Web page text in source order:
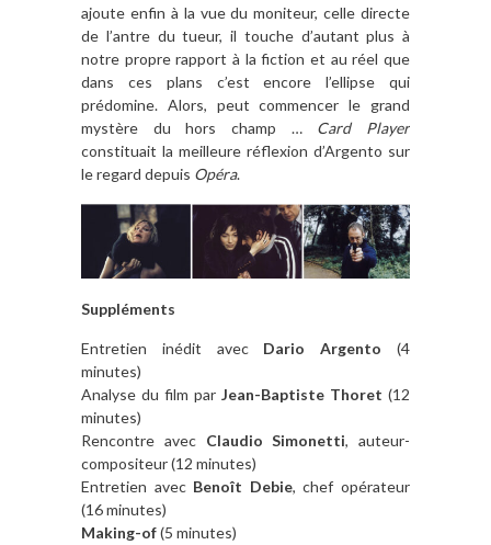
ajoute enfin à la vue du moniteur, celle directe
de l’antre du tueur, il touche d’autant plus à
notre propre rapport à la fiction et au réel que
dans ces plans c’est encore l’ellipse qui
prédomine. Alors, peut commencer le grand
mystère du hors champ … Card Player
constituait la meilleure réflexion d’Argento sur
le regard depuis Opéra.
Suppléments
Entretien inédit avecDario Argento (4
minutes)
Analyse du film par Jean-Baptiste Thoret (12
minutes)
Rencontre avec Claudio Simonetti, auteur-
compositeur (12 minutes)
Entretien avec Benoît Debie, chef opérateur
(16 minutes)
Making-of(5 minutes)